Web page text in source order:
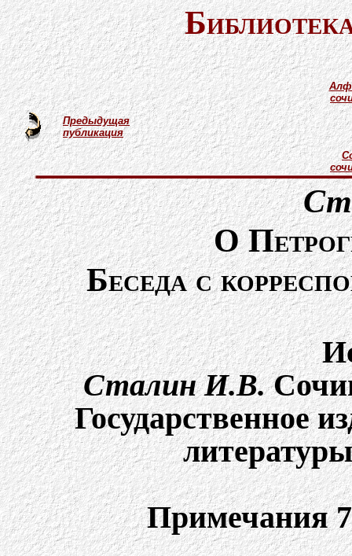
Предыдущая
публикация
О
Беседа с
Сталин И.В.
Государственное
Примечания